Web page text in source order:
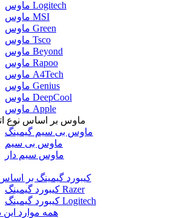
ماوس Logitech
ماوس MSI
ماوس Green
ماوس Tsco
ماوس Beyond
ماوس Rapoo
ماوس A4Tech
ماوس Genius
ماوس DeepCool
ماوس Apple
ماوس بر اساس نوع
ماوس بی سیم گیمینگ
ماوس بی سیم
ماوس سیم دار
کیبورد گیمینگ بر
کیبورد گیمینگ Razer
کیبورد گیمینگ Logitech
همه موارد این